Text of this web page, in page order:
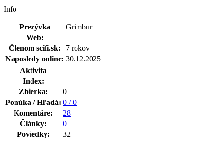
Info
Prezývka
Grimbur
Web:
Členom scifi.sk:
7 rokov
Naposledy online: 30.12.2025
Aktivita
Index:
Zbierka:
0
Ponúka / Hľadá: 0 / 0
Komentáre:
28
Články:
0
Poviedky:
32